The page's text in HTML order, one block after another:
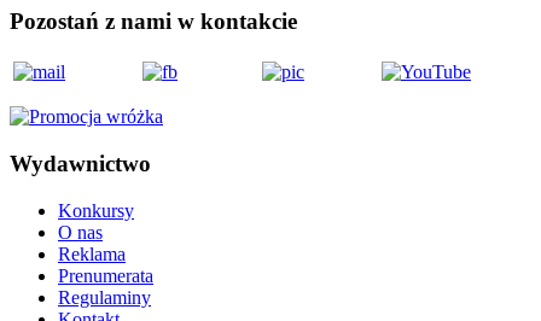
Pozostań z nami w kontakcie
Wydawnictwo
Konkursy
O nas
Reklama
Prenumerata
Regulaminy